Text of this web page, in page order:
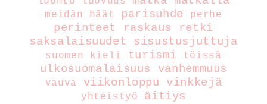
meidän häät parisuhde perhe
perinteet raskaus
retki
saksalaisuudet
sisustusjuttuja
suomen kieli turismi töissä
ulkosuomalaisuus vanhemmuus
vauva viikonloppu vinkkejä
yhteistyö äitiys